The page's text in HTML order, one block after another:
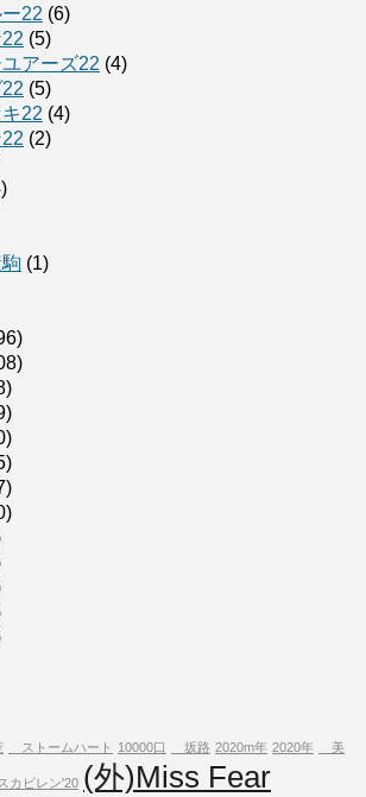
22 (6)
(5)
アーズ22 (4)
(5)
22 (4)
(2)
(1)
ストームハート 10000口 坂路 2020m年 2020年 美
カビレン'20 (外)Miss Fear